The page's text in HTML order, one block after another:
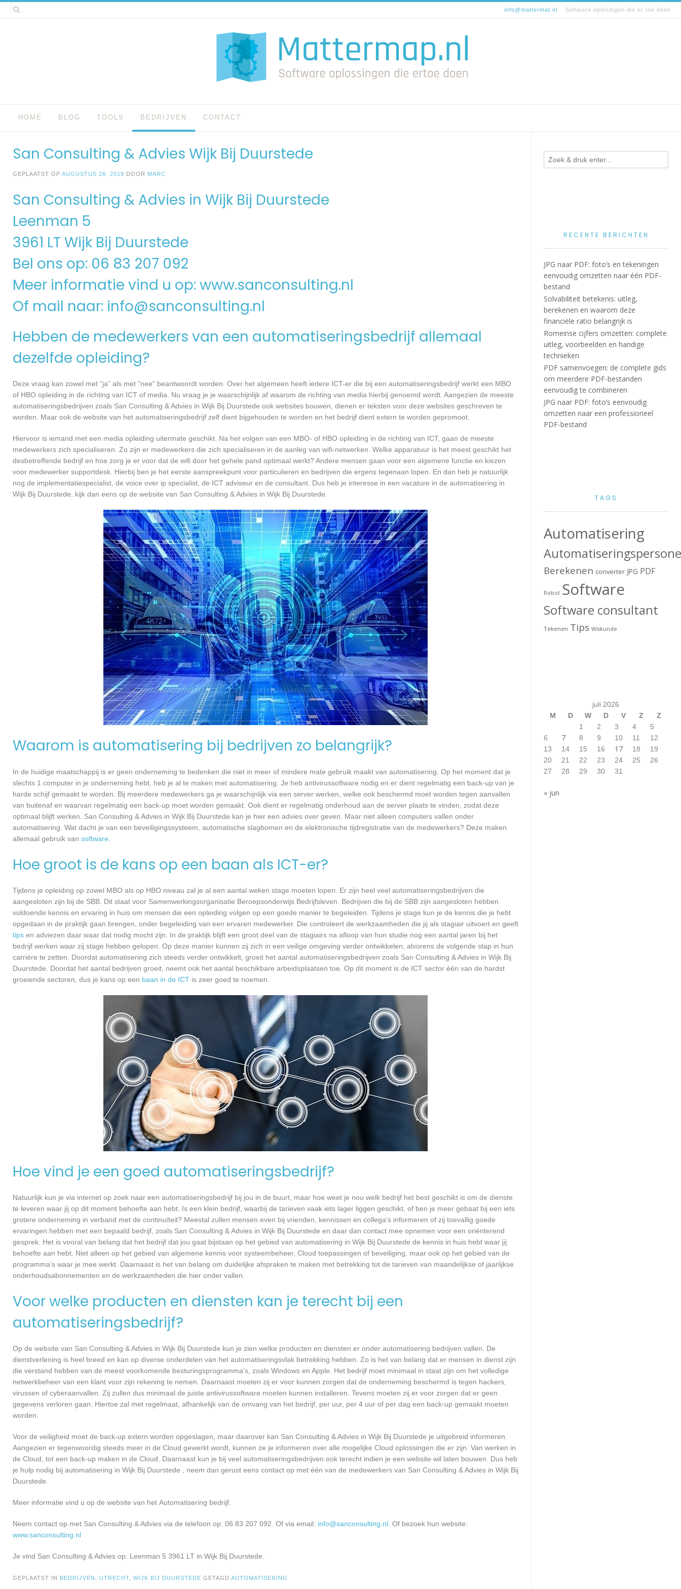
Spring
naar
info@mattermat.nl Software oplosingen die er toe doen
HOME BLOG TOOLS BEDRIJVEN CONTACT
San Consulting & Advies Wijk Bij Duurstede
GEPLAATST OP AUGUSTUS 28, 2019 DOOR MARC
San Consulting & Advies in Wijk Bij Duurstede
Leenman 5
3961 LT Wijk Bij Duurstede
Bel ons op: 06 83 207 092
Meer informatie vind u op: www.sanconsulting.nl
Of mail naar: info@sanconsulting.nl
Hebben de medewerkers van een automatiseringsbedrijf allemaal
dezelfde opleiding?
Deze vraag kan zowel met “ja” als met “nee” beantwoordt worden. Over het algemeen heeft iedere ICT-er die bij een automatiseringsbedrijf werkt een MBO
of HBO opleiding in de richting van ICT of media. Nu vraag je je waarschijnlijk af waarom de richting van media hierbij genoemd wordt. Aangezien de meeste
automatiseringsbedrijven zoals San Consulting & Advies in Wijk Bij Duurstede ook websites bouwen, dienen er teksten voor deze websites geschreven te
worden. Maar ook de website van het automatiseringsbedrijf zelf dient bijgehouden te worden en het bedrijf dient extern te worden gepromoot.
Hiervoor is iemand met een media opleiding uitermate geschikt. Na het volgen van een MBO- of HBO opleiding in de richting van ICT, gaan de meeste
medewerkers zich specialiseren. Zo zijn er medewerkers die zich specialiseren in de aanleg van wifi-netwerken. Welke apparatuur is het meest geschikt het
desbetreffende bedrijf en hoe zorg je er voor dat de wifi door het gehele pand optimaal werkt? Andere mensen gaan voor een algemene functie en kiezen
voor medewerker supportdesk. Hierbij ben je het eerste aanspreekpunt voor particulieren en bedrijven die ergens tegenaan lopen. En dan heb je natuurlijk
nog de implementatiespecialist, de voice over ip specialist, de ICT adviseur en de consultant. Dus heb je interesse in een vacature in de automatisering in
Wijk Bij Duurstede, kijk dan eens op de website van San Consulting & Advies in Wijk Bij Duurstede.
Waarom is automatisering bij bedrijven zo belangrijk?
In de huidige maatschappij is er geen onderneming te bedenken die niet in meer of mindere mate gebruik maakt van automatisering. Op het moment dat je
slechts 1 computer in je onderneming hebt, heb je al te maken met automatisering. Je heb antivirussoftware nodig en er dient regelmatig een back-up van je
harde schijf gemaakt te worden. Bij meerdere medewerkers ga je waarschijnlijk via een server werken, welke ook beschermd moet worden tegen aanvallen
van buitenaf en waarvan regelmatig een back-up moet worden gemaakt. Ook dient er regelmatig onderhoud aan de server plaats te vinden, zodat deze
optimaal blijft werken. San Consulting & Advies in Wijk Bij Duurstede kan je hier een advies over geven. Maar niet alleen computers vallen onder
automatisering. Wat dacht je van een beveiligingssysteem, automatische slagbomen en de elektronische tijdregistratie van de medewerkers? Deze maken
allemaal gebruik van software
Hoe groot is de kans op een baan als ICT-er?
Tijdens je opleiding op zowel MBO als op HBO niveau zal je al een aantal weken stage moeten lopen. Er zijn heel veel automatiseringsbedrijven die
aangesloten zijn bij de SBB. Dit staat voor Samenwerkingsorganisatie Beroepsonderwijs Bedrijfsleven. Bedrijven die bij de SBB zijn aangesloten hebben
voldoende kennis en ervaring in huis om mensen die een opleiding volgen op een goede manier te begeleiden. Tijdens je stage kun je de kennis die je hebt
opgedaan in de praktijk gaan brengen, onder begeleiding van een ervaren medewerker. Die controleert de werkzaamheden die jij als stagiair uitvoert en geeft
tips en adviezen daar waar dat nodig mocht zijn. In de praktijk blijft een groot deel van de stagiairs na afloop van hun studie nog een aantal jaren bij het
bedrijf werken waar zij stage hebben gelopen. Op deze manier kunnen zij zich in een veilige omgeving verder ontwikkelen, alvorens de volgende stap in hun
carrière te zetten. Doordat automatisering zich steeds verder ontwikkelt, groeit het aantal automatiseringsbedrijven zoals San Consulting & Advies in Wijk Bij
Duurstede. Doordat het aantal bedrijven groeit, neemt ook het aantal beschikbare arbeidsplaatsen toe. Op dit moment is de ICT sector één van de hardst
groeiende sectoren, dus je kans op een baan in de ICT is zeer goed te noemen.
Hoe vind je een goed automatiseringsbedrijf?
Natuurlijk kun je via internet op zoek naar een automatiseringsbedrijf bij jou in de buurt, maar hoe weet je nou welk bedrijf het best geschikt is om de dienste
te leveren waar jij op dit moment behoefte aan hebt. Is een klein bedrijf, waarbij de tarieven vaak iets lager liggen geschikt, of ben je meer gebaat bij een iets
grotere onderneming in verband met de continuïteit? Meestal zullen mensen even bij vrienden, kennissen en collega’s informeren of zij toevallig goede
ervaringen hebben met een bepaald bedrijf, zoals San Consulting & Advies in Wijk Bij Duurstede en daar dan contact mee opnemen voor een oriënterend
gesprek. Het is vooral van belang dat het bedrijf dat jou gaat bijstaan op het gebied van automatisering in Wijk Bij Duurstede de kennis in huis hebt waar jij
behoefte aan hebt. Niet alleen op het gebied van algemene kennis voor systeembeheer, Cloud toepassingen of beveiliging, maar ook op het gebied van de
programma’s waar je mee werkt. Daarnaast is het van belang om duidelijke afspraken te maken met betrekking tot de tarieven van maandelijkse of jaarlijkse
onderhoudsabonnementen en de werkzaamheden die hier onder vallen.
Voor welke producten en diensten kan je terecht bij een
automatiseringsbedrijf?
Op de website van San Consulting & Advies in Wijk Bij Duurstede kun je zien welke producten en diensten er onder automatisering bedrijven vallen. De
dienstverlening is heel breed en kan op diverse onderdelen van het automatiseringsvlak betrekking hebben. Zo is het van belang dat er mensen in dienst zijn
die verstand hebben van de meest voorkomende besturingsprogramma’s, zoals Windows en Apple. Het bedrijf moet minimaal in staat zijn om het volledige
netwerkbeheer van een klant voor zijn rekening te nemen. Daarnaast moeten zij er voor kunnen zorgen dat de onderneming beschermd is tegen hackers,
virussen of cyberaanvallen. Zij zullen dus minimaal de juiste antivirussoftware moeten kunnen installeren. Tevens moeten zij er voor zorgen dat er geen
gegevens verloren gaan. Hiertoe zal met regelmaat, afhankelijk van de omvang van het bedrijf, per uur, per 4 uur of per dag een back-up gemaakt moeten
worden.
Voor de veiligheid moet de back-up extern worden opgeslagen, maar daarover kan San Consulting & Advies in Wijk Bij Duurstede je uitgebreid informeren.
Aangezien er tegenwoordig steeds meer in de Cloud gewerkt wordt, kunnen ze je informeren over alle mogelijke Cloud oplossingen die er zijn. Van werken in
de Cloud, tot een back-up maken in de Cloud. Daarnaast kun je bij veel automatiseringsbedrijven ook terecht indien je een website wil laten bouwen. Dus heb
je hulp nodig bij automatisering in Wijk Bij Duurstede , neem dan gerust eens contact op met één van de medewerkers van San Consulting & Advies in Wijk Bij
Duurstede.
Meer informatie vind u op de website van het Automatisering bedrijf.
Neem contact op met San Consulting & Advies via de telefoon op: 06 83 207 092. Of via email: info@sanconsulting.nl . Of bezoek hun website:
www.sanconsulting.nl
Je vind San Consulting & Advies op: Leenman 5 3961 LT in Wijk Bij Duurstede.
GEPLAATST IN BEDRIJVEN UTRECHT WIJK BIJ DUURSTEDE GETAGD AUTOMATISERING
RECENTE BERICHTEN
JPG naar PDF: foto’s en tekeningen
eenvoudig omzetten naar één PDF-
bestand
Solvabiliteit betekenis: uitleg,
berekenen en waarom deze
financiële ratio belangrijk is
Romeinse cijfers omzetten: complete
uitleg, voorbeelden en handige
technieken
PDF samenvoegen: de complete gids
om meerdere PDF-bestanden
eenvoudig te combineren
JPG naar PDF: foto’s eenvoudig
omzetten naar een professioneel
PDF-bestand
TAGS
Automatisering
Berekenen converter JPG PDF
Robot Software
Software consultant
Tekenen Tips Wiskunde
juli 2026
M
D W D V Z
Z
1
2 3 4
5
6
7 8 9 10 11
12
13
14 15 16 17 18
19
20
21 22 23 24 25
26
27
28 29 30 31
« jun